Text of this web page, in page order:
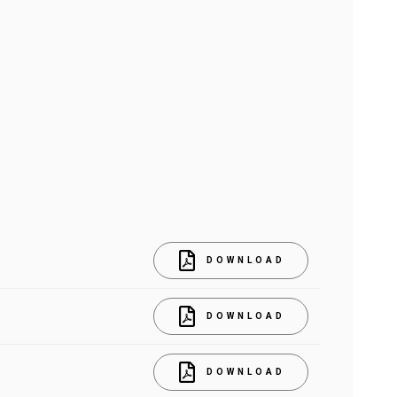
DOWNLOAD
DOWNLOAD
DOWNLOAD